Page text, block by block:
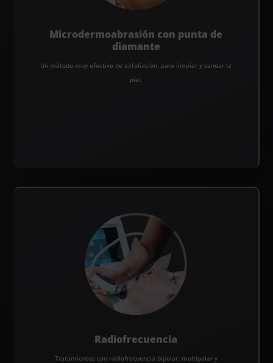
Microdermoabrasión con punta de
diamante
Un método muy efectivo de exfoliación, para limpiar y sanear la
piel.
Radiofrecuencia
Tratamientos con radiofrecuencia bipolar, multipolar y